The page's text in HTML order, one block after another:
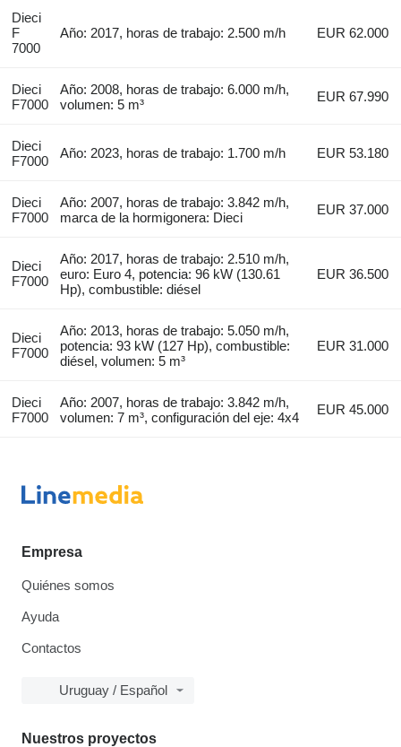
Dieci
F
7000
Año: 2017, horas de trabajo: 2.500 m/h EUR 62.000
Dieci
F7000
Año: 2008, horas de trabajo: 6.000 m/h,
volumen: 5 m³
EUR 67.990
Dieci
F7000
Año: 2023, horas de trabajo: 1.700 m/h EUR 53.180
Dieci
F7000
Año: 2007, horas de trabajo: 3.842 m/h,
marca de la hormigonera: Dieci
EUR 37.000
Dieci
F7000
Año: 2017, horas de trabajo: 2.510 m/h,
euro: Euro 4, potencia: 96 kW (130.61
Hp), combustible: diésel
EUR 36.500
Dieci
F7000
Año: 2013, horas de trabajo: 5.050 m/h,
potencia: 93 kW (127 Hp), combustible:
diésel, volumen: 5 m³
EUR 31.000
Dieci
F7000
Año: 2007, horas de trabajo: 3.842 m/h,
volumen: 7 m³, configuración del eje: 4x4
EUR 45.000
Empresa
Quiénes somos
Ayuda
Contactos
Uruguay / Español
Nuestros proyectos